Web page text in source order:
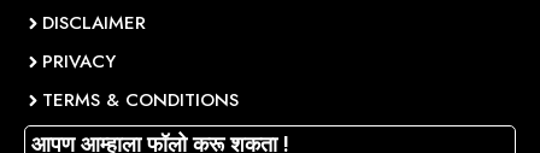
DISCLAIMER
PRIVACY
TERMS & CONDITIONS
आपण आम्हाला फॉलो करू शकता !